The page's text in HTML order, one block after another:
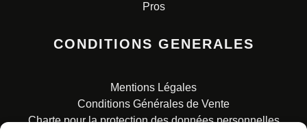
Pros
CONDITIONS GENERALES
Mentions Légales
Conditions Générales de Vente
Charte pour la protection des données personnelles